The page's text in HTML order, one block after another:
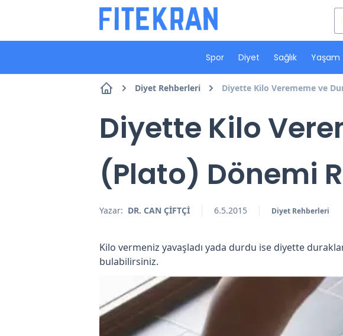
Spor Diyet Sağlık Yaşam
Diyet Rehberleri Diyette Kilo Verememe ve
Diyette Kilo
(Plato) Dönemi
Yazar: DR. CAN ÇİFTÇİ 6.5.2015 Diyet Rehberleri
Kilo vermeniz yavaşladı yada durdu ise diyette
bulabilirsiniz.